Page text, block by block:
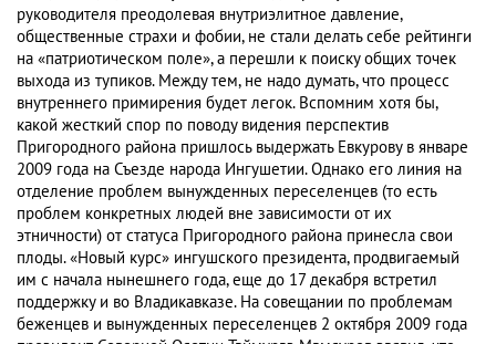
руководителя преодолевая внутриэлитное давление,
общественные страхи и фобии, не стали делать себе рейтинги
на «патриотическом поле», а перешли к поиску общих точек
выхода из тупиков. Между тем, не надо думать, что процесс
внутреннего примирения будет легок. Вспомним хотя бы,
какой жесткий спор по поводу видения перспектив
Пригородного района пришлось выдержать Евкурову в январе
2009 года на Съезде народа Ингушетии. Однако его линия на
отделение проблем вынужденных переселенцев (то есть
проблем конкретных людей вне зависимости от их
этничности) от статуса Пригородного района принесла свои
плоды. «Новый курс» ингушского президента, продвигаемый
им с начала нынешнего года, еще до 17 декабря встретил
поддержку и во Владикавказе. На совещании по проблемам
беженцев и вынужденных переселенцев 2 октября 2009 года